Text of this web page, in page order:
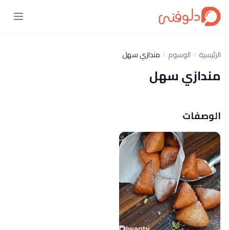
الرئيسية الوسوم مندازي سهل
مندازي سهل
الوصفات